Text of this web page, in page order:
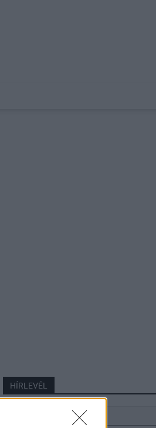
HÍRLEVÉL